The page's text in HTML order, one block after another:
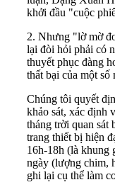
khởi đầu "cuộc
2. Nhưng "lờ mờ
lại đòi hỏi phải có
thuyết phục đàng
thất bại của một
Chúng tôi quyết
khảo sát, xác định
tháng trời quan sát
trang thiết bị hiện
16h-18h (là khung
ngày (lượng chim,
ghi lại cụ thể làm